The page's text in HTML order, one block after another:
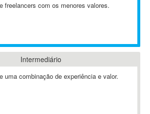
freelancers com os menores valores.
Intermediário
uma combinação de experiência e valor.